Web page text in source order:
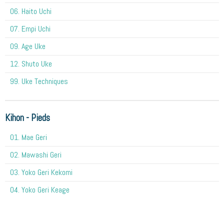
06. Haito Uchi
07. Empi Uchi
09. Age Uke
12. Shuto Uke
99. Uke Techniques
Kihon - Pieds
01. Mae Geri
02. Mawashi Geri
03. Yoko Geri Kekomi
04. Yoko Geri Keage